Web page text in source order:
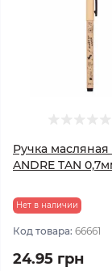
Ручка масляная
ANDRE TAN
Нет в наличии
Код товара: 66661
24.95 грн